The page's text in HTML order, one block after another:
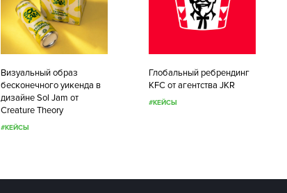
Визуальный образ
бесконечного уикенда в
дизайне Sol Jam от
Creature Theory
#КЕЙСЫ
Глобальный ребрендинг
KFC от агентства JKR
#КЕЙСЫ